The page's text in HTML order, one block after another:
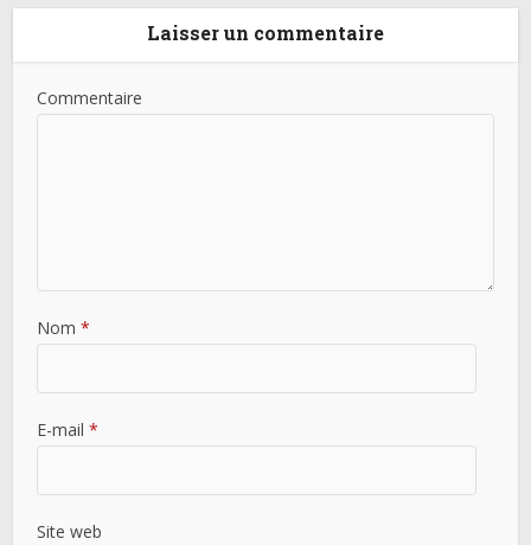
Laisser un commentaire
Commentaire
Nom*
E-mail*
Site web